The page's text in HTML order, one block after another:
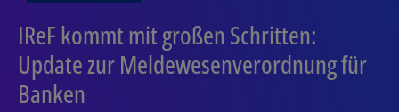
IReF kommt mit großen Schritten:
Update zur Meldewesenverordnung für
Banken